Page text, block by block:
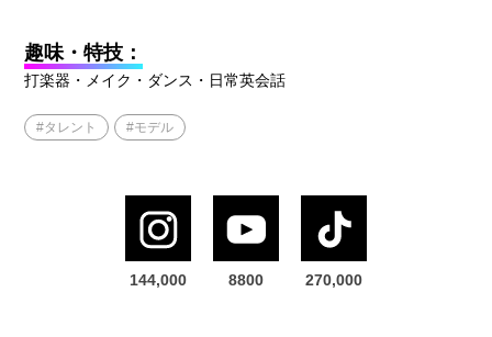
趣味・特技：
打楽器・メイク・ダンス・日常英会話
#タレント #モデル
144,000 8800 270,000